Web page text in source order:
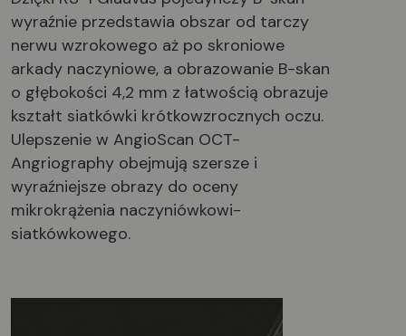
wyraźnie przedstawia obszar od tarczy
nerwu wzrokowego aż po skroniowe
arkady naczyniowe, a obrazowanie B-skan
o głębokości 4,2 mm z łatwością obrazuje
kształt siatkówki krótkowzrocznych oczu.
Ulepszenie w AngioScan OCT-
Angriography obejmują szersze i
wyraźniejsze obrazy do oceny
mikrokrążenia naczyniówkowi-
siatkówkowego.